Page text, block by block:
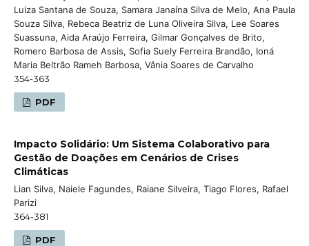
Luiza Santana de Souza, Samara Janaína Silva de Melo, Ana Paula
Souza Silva, Rebeca Beatriz de Luna Oliveira Silva, Lee Soares
Suassuna, Aida Araújo Ferreira, Gilmar Gonçalves de Brito,
Romero Barbosa de Assis, Sofia Suely Ferreira Brandão, Ioná
Maria Beltrão Rameh Barbosa, Vânia Soares de Carvalho
354-363
PDF
Impacto Solidário: Um Sistema Colaborativo para
Gestão de Doações em Cenários de Crises
Climáticas
Lian Silva, Naiele Fagundes, Raiane Silveira, Tiago Flores, Rafael
Parizi
364-381
PDF